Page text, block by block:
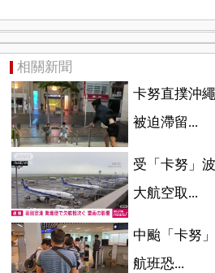
相關新聞
卡努直撲沖
被迫滯留...
受「卡努」
大航空取...
中颱「卡努
航班恐...